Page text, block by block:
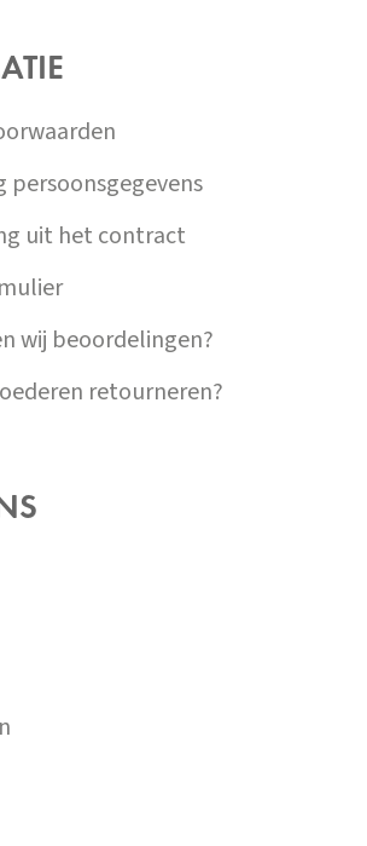
Y
P
S
persoonsgegevens
uit het contract
wij beoordelingen?
retourneren?